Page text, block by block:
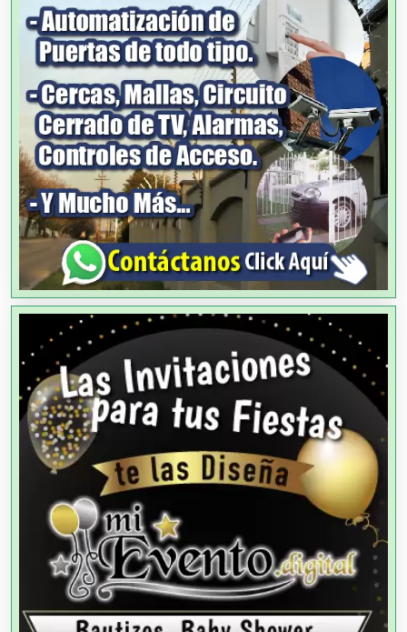
Alquiler de Trajes de Etiqueta
Alta Costura
Aluminio
Ambulancias
Análisis Clínicos
Análisis de Aguas
Animadores de Eventos
Aparatos y Equipos Eléctricos
Arquitectos
Artes Gráficas